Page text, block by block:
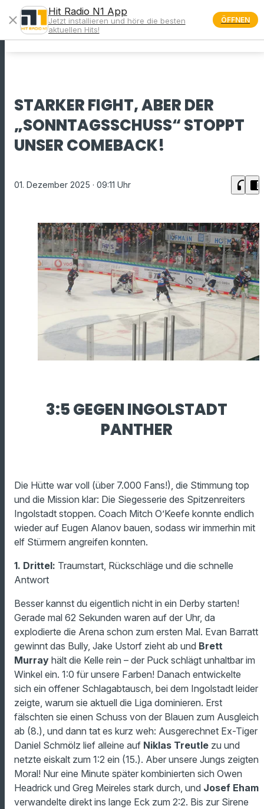
menu
STARKER FIGHT, ABER DER
„SONNTAGSSCHUSS“ STOPPT
UNSER COMEBACK!
01. Dezember 2025 · 09:11 Uhr headphones chrome_reader_mode
3:5 GEGEN INGOLSTADT
PANTHER
Die Hütte war voll (über 7.000 Fans!), die Stimmung top
und die Mission klar: Die Siegesserie des Spitzenreiters
Ingolstadt stoppen. Coach Mitch O’Keefe konnte endlich
wieder auf Eugen Alanov bauen, sodass wir immerhin mit
elf Stürmern angreifen konnten.
1. Drittel: Traumstart, Rückschläge und die schnelle
Antwort
Besser kannst du eigentlich nicht in ein Derby starten!
Gerade mal 62 Sekunden waren auf der Uhr, da
explodierte die Arena schon zum ersten Mal. Evan Barratt
gewinnt das Bully, Jake Ustorf zieht ab und Brett
Murray hält die Kelle rein – der Puck schlägt unhaltbar im
Winkel ein. 1:0 für unsere Farben! Danach entwickelte
sich ein offener Schlagabtausch, bei dem Ingolstadt leider
zeigte, warum sie aktuell die Liga dominieren. Erst
fälschten sie einen Schuss von der Blauen zum Ausgleich
ab (8.), und dann tat es kurz weh: Ausgerechnet Ex-Tiger
Daniel Schmölz lief alleine auf Niklas Treutle zu und
netzte eiskalt zum 1:2 ein (15.). Aber unsere Jungs zeigten
Moral! Nur eine Minute später kombinierten sich Owen
Headrick und Greg Meireles stark durch, und Josef Eham
verwandelte direkt ins lange Eck zum 2:2. Bis zur Sirene
close
Hit Radio N1 App
Jetzt installieren und höre die besten
aktuellen Hits!
ÖFFNEN